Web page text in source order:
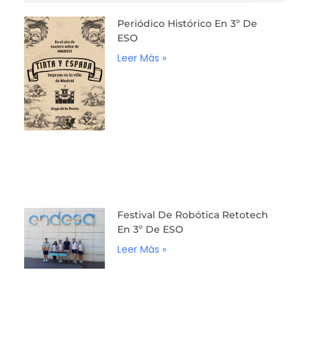
Periódico Histórico En 3º De
ESO
Leer Más »
Festival De Robótica Retotech
En 3º De ESO
Leer Más »